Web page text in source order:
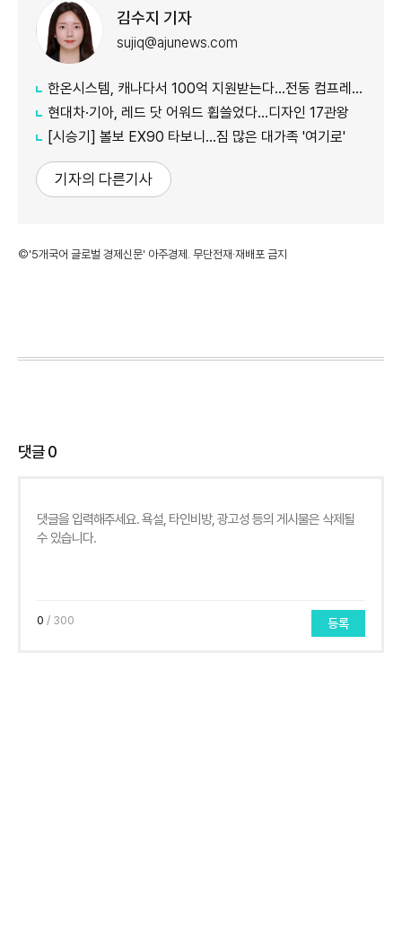
김수지 기자
sujiq@ajunews.com
한온시스템, 캐나다서 100억 지원받는다…전동 컴프레서 생산↑
현대차·기아, 레드 닷 어워드 휩쓸었다…디자인 17관왕
[시승기] 볼보 EX90 타보니…짐 많은 대가족 '여기로'
기자의 다른기사
©'5개국어 글로벌 경제신문' 아주경제. 무단전재·재배포 금지
댓글0
0 / 300 등록